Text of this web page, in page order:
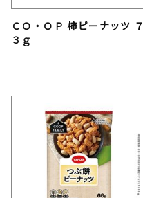
ＣＯ・ＯＰ 柿ピーナッツ ７
３ｇ